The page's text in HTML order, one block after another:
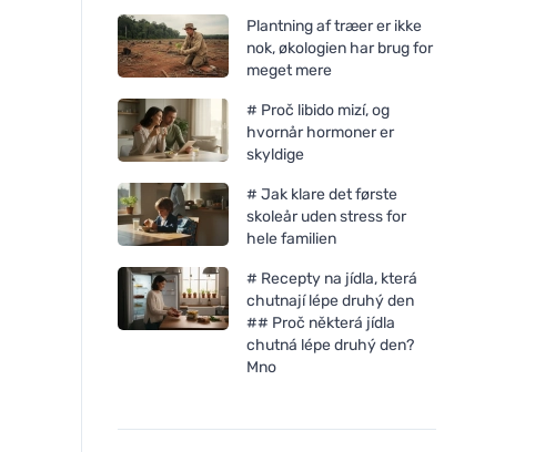
Plantning af træer er ikke
nok, økologien har brug for
meget mere
# Proč libido mizí, og
hvornår hormoner er
skyldige
# Jak klare det første
skoleår uden stress for
hele familien
# Recepty na jídla, která
chutnají lépe druhý den
## Proč některá jídla
chutná lépe druhý den?
Mno